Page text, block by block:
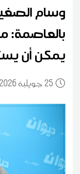
وسام
بالعاصمة:
يمكن أن
25 20:54 2026 جويلية